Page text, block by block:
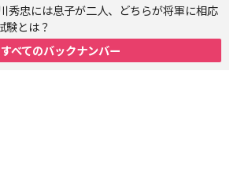
秀忠には息子が二人、どちらが将軍に相応
験とは？
すべてのバックナンバー